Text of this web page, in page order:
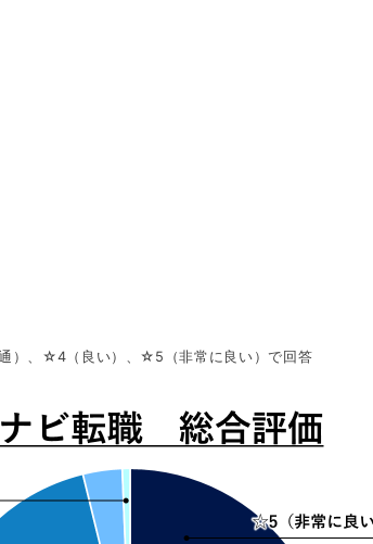
、☆4（良い）、☆5（非常に良い）で回答